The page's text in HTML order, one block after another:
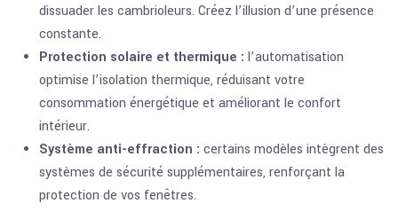
dissuader les cambrioleurs. Créez l’illusion d’une présence
constante.
Protection solaire et thermique : l’automatisation
optimise l’isolation thermique, réduisant votre
consommation énergétique et améliorant le confort
intérieur.
Système anti-effraction : certains modèles intègrent des
systèmes de sécurité supplémentaires, renforçant la
protection de vos fenêtres.